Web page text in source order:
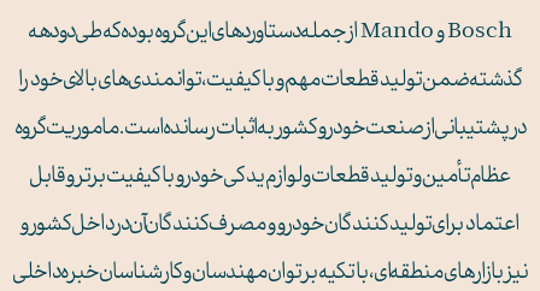
Bosch و Mando از جمله دستاوردهای این گروه بوده که طی دو دهه
گذشته ضمن تولید قطعات مهم و با کیفیت، توانمندی‌های بالای خود را
در پشتیبانی از صنعت خودرو کشور به اثبات رسانده است. ماموریت گروه
عظام تأمین و تولید قطعات و لوازم یدکی خودرو با کیفیت برتر و قابل
اعتماد برای تولید کنندگان خودرو و مصرف کنندگان آن در داخل کشور و
نیز بازارهای منطقه‌ای، با تکیه بر توان مهندسان و کارشناسان خبره داخلی